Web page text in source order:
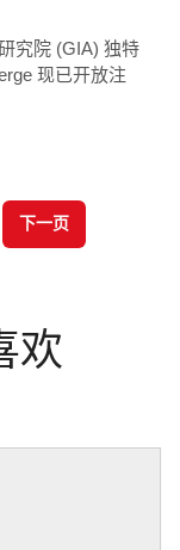
究院 (GIA) 独特
现已开放注
下一页
欢